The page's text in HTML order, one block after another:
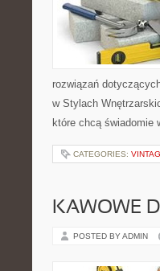
rozwiązań
w Stylach
które chcą świadomie
CATEGORIES:
KAWOWE
POSTED BY ADMIN